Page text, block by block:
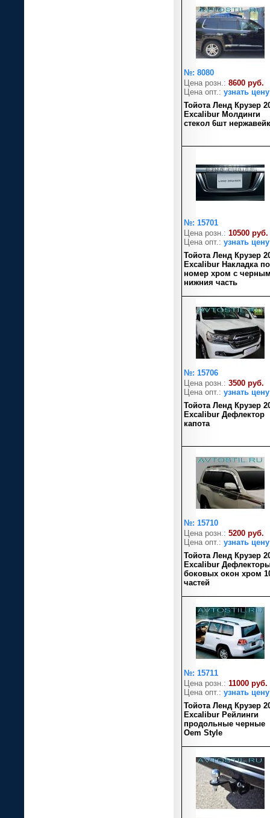
№: 8080
Цена розн.: 8600 руб.
Цена опт.: узнать цену
Тойота Ленд Крузер
Excalibur Молдинги
стекол 6шт
№: 15701
Цена розн.: 10500 руб.
Цена опт.: узнать цену
Тойота Ленд Крузер
Excalibur Накладка
номер хром с
нижния часть
№: 15706
Цена розн.: 3500 руб.
Цена опт.: узнать цену
Тойота Ленд Крузер
Excalibur Дефлектор
капота
№: 15710
Цена розн.: 5200 руб.
Цена опт.: узнать цену
Тойота Ленд Крузер
Excalibur
боковых окон хром
частей
№: 15711
Цена розн.: 11000 руб.
Цена опт.: узнать цену
Тойота Ленд Крузер
Excalibur Рейлинги
продольные черные
Oem Style